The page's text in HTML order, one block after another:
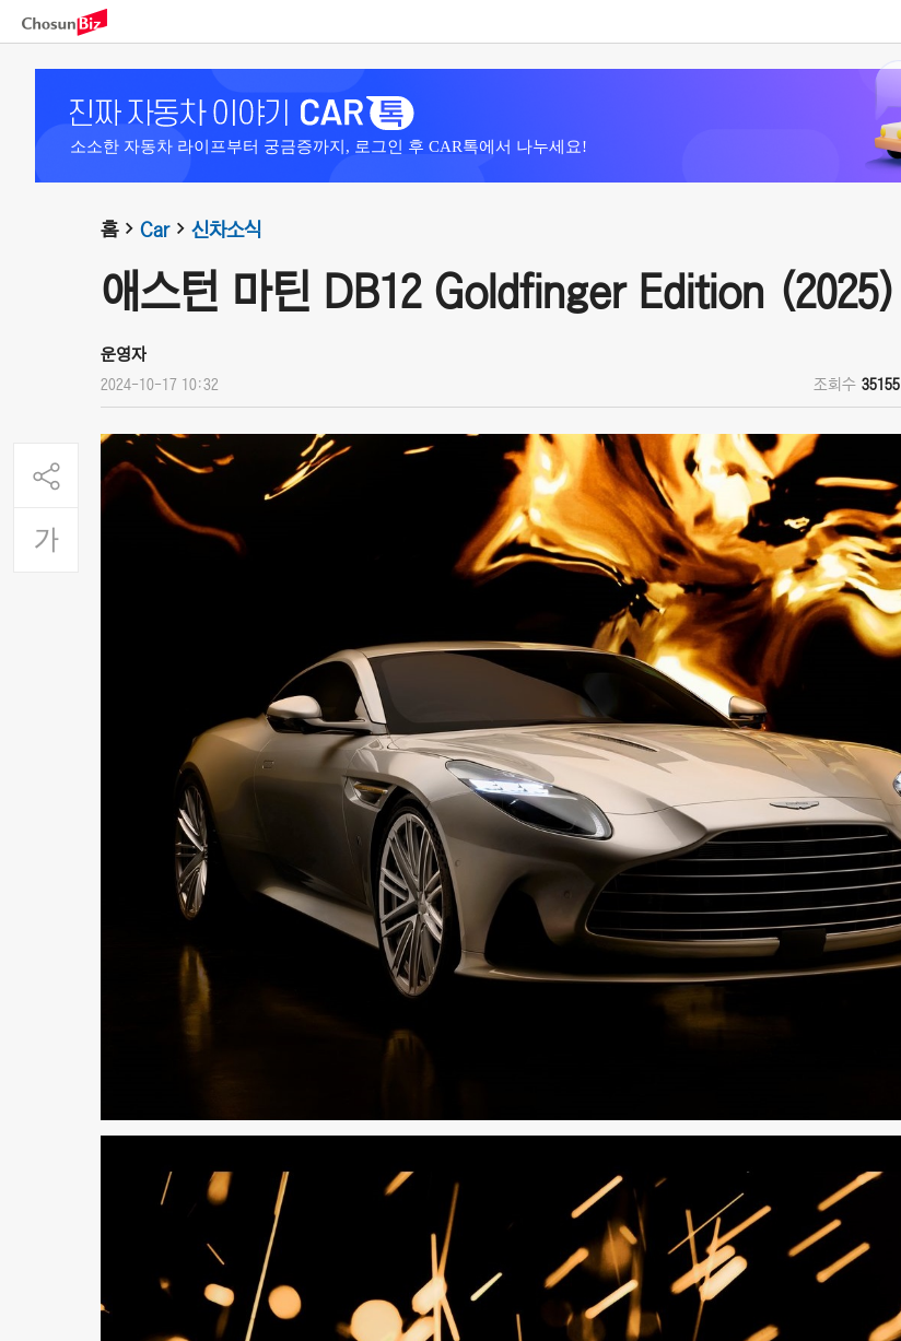
소소한 자동차 라이프부터 궁금증까지, 로그인 후 CAR톡에서 나누세요!
홈 Car 신차소식
애스턴 마틴 DB12 Goldfinger Edition (2025)
운영자
2024-10-17 10:32 조회수 35155